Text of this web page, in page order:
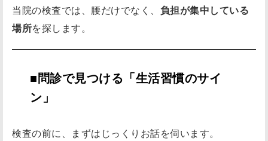
当院の検査では、腰だけでなく、 負担が集中している
場所を探します。
■問診で見つける「生活習慣のサイ
ン」
検査の前に、まずはじっくりお話を伺います。